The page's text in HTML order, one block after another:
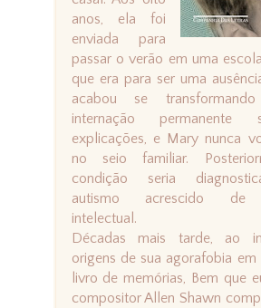
anos, ela foi
enviada para
passar o verão em uma
que era para ser uma
acabou se
internação permanente
explicações, e Mary nunca
no seio familiar.
condição seria
autismo acrescido de
intelectual.
Décadas mais tarde, ao
origens de sua agorafobia em
livro de memórias, Bem que
compositor Allen Shawn